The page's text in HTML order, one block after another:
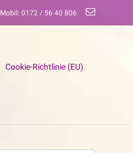
Mobil: 0172 / 56 40 806
Cookie-Richtlinie (EU)